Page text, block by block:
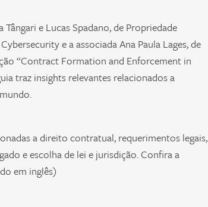
e Lucas Spadano, de Propriedade
e a associada Ana Paula Lages, de
“Contract Formation and Enforcement in
traz insights relevantes relacionados a
a direito contratual, requerimentos legais,
e escolha de lei e jurisdição. Confira a
em inglês)